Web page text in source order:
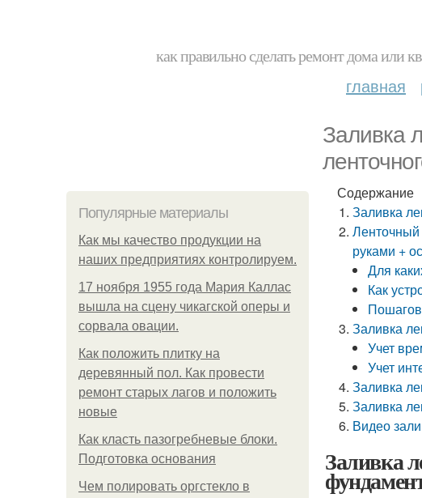
как правильно сделать ремонт дома или
главная
Заливка
Популярные материалы
Как мы качество продукции на
наших предприятиях контролируем.
17 ноября 1955 года Мария Каллас
вышла на сцену чикагской оперы и
сорвала овации.
Как положить плитку на
деревянный пол. Как провести
ремонт старых лагов и положить
новые
Как класть пазогребневые блоки.
Подготовка основания
Чем полировать оргстекло в
Содержание
Заливка
Ленточный
руками +
Для
Как
Заливка
Учет
Учет
Заливка
Заливка
Видео
Заливка